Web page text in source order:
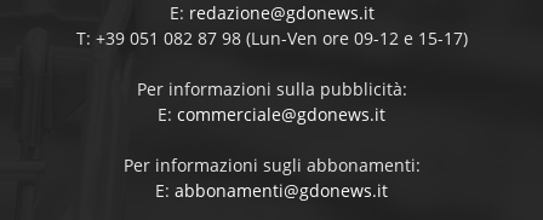
E: redazione@gdonews.it
T: +39 051 082 87 98 (Lun-Ven ore 09-12 e 15-17)
Per informazioni sulla pubblicità:
E: commerciale@gdonews.it
Per informazioni sugli abbonamenti:
E: abbonamenti@gdonews.it